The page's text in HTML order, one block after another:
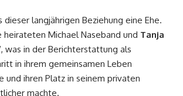
langjährigen Beziehung eine Ehe.
heirateten Michael Naseband und Tanja
was in der Berichterstattung als
in ihrem gemeinsamen Leben
ihren Platz in seinem privaten
machte.